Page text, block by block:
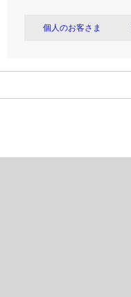
個人のお客さま